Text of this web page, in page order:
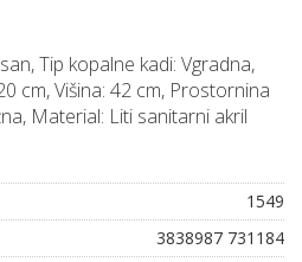
Tip kopalne kadi: Vgradna,
cm, Višina: 42 cm, Prostornina
Material: Liti sanitarni akril
1549
3838987 731184